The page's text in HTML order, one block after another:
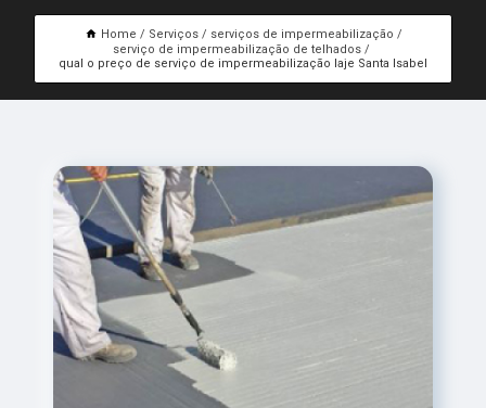
Home Serviços
serviços de impermeabilização
serviço de impermeabilização de telhados
qual o preço de serviço de impermeabilização laje Santa Isabel